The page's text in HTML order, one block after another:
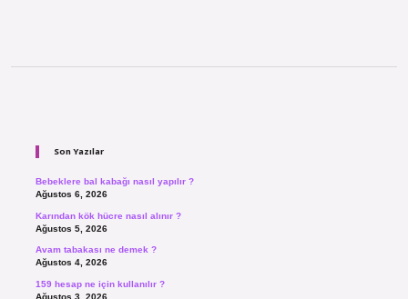
Son Yazılar
Bebeklere bal kabağı nasıl yapılır ?
Ağustos 6, 2026
Karından kök hücre nasıl alınır ?
Ağustos 5, 2026
Avam tabakası ne demek ?
Ağustos 4, 2026
159 hesap ne için kullanılır ?
Ağustos 3, 2026